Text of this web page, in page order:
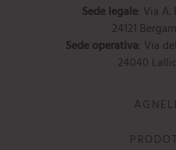
Sede legale: Via A.
24121
Sede operativa: Via
24040